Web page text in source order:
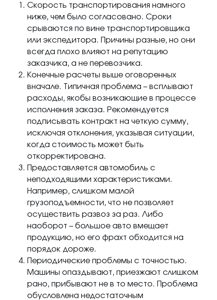
Скорость транспортирования намного
ниже, чем было согласовано. Сроки
срываются по вине транспортировщика
или экспедитора. Причины разные, но они
всегда плохо влияют на репутацию
заказчика, а не перевозчика.
Конечные расчеты выше оговоренных
вначале. Типичная проблема – всплывают
расходы, якобы возникающие в процессе
исполнения заказа. Рекомендуется
подписывать контракт на четкую сумму,
исключая отклонения, указывая ситуации,
когда стоимость может быть
откорректирована.
Предоставляется автомобиль с
неподходящими характеристиками.
Например, слишком малой
грузоподъемности, что не позволяет
осуществить развоз за раз. Либо
наоборот – большое авто вмещает
продукцию, но его фрахт обходится на
порядок дороже.
Периодические проблемы с точностью.
Машины опаздывают, приезжают слишком
рано, прибывают не в то место. Проблема
обусловлена недостаточным